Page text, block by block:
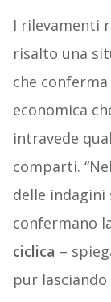
I rilevamenti
risalto una
che
economica
intravede
comparti.
delle indagini
confermano
ciclica –
pur